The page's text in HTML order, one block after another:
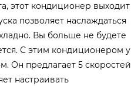
этот кондиционер выходит
позволяет наслаждаться
Вы больше не будете
С этим кондиционером у
Он предлагает 5 скоростей
настраивать